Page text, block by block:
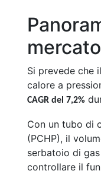
mercato
Si prevede che
calore a
CAGR del 7,2%
Con un tubo di
(PCHP), il
serbatoio di
controllare il